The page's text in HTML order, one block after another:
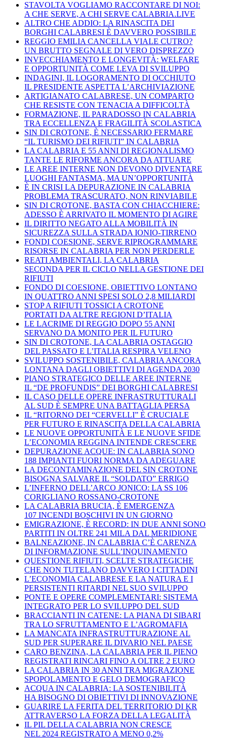
STAVOLTA VOGLIAMO RACCONTARE DI NOI:
A CHE SERVE, A CHI SERVE CALABRIA.LIVE
ALTRO CHE ADDIO: LA RINASCITA DEI
BORGHI CALABRESI È DAVVERO POSSIBILE
REGGIO EMILIA CANCELLA VIALE CUTRO?
UN BRUTTO SEGNALE DI VERO DISPREZZO
INVECCHIAMENTO E LONGEVITÀ: WELFARE
E OPPORTUNITÀ COME LEVA DI SVILUPPO
INDAGINI, IL LOGORAMENTO DI OCCHIUTO
IL PRESIDENTE ASPETTA L’ARCHIVIAZIONE
ARTIGIANATO CALABRESE, UN COMPARTO
CHE RESISTE CON TENACIA A DIFFICOLTÀ
FORMAZIONE, IL PARADOSSO IN CALABRIA
TRA ECCELLENZA E FRAGILITÀ SCOLASTICA
SIN DI CROTONE, È NECESSARIO FERMARE
“IL TURISMO DEI RIFIUTI” IN CALABRIA
LA CALABRIA E 55 ANNI DI REGIONALISMO
TANTE LE RIFORME ANCORA DA ATTUARE
LE AREE INTERNE NON DEVONO DIVENTARE
LUOGHI FANTASMA, MA UN’OPPORTUNITÀ
È IN CRISI LA DEPURAZIONE IN CALABRIA
PROBLEMA TRASCURATO, NON RINVIABILE
SIN DI CROTONE, BASTA CON CHIACCHIERE:
ADESSO È ARRIVATO IL MOMENTO DI AGIRE
IL DIRITTO NEGATO ALLA MOBILITÀ IN
SICUREZZA SULLA STRADA IONIO-TIRRENO
FONDI COESIONE, SERVE RIPROGRAMMARE
RISORSE IN CALABRIA PER NON PERDERLE
REATI AMBIENTALI, LA CALABRIA
SECONDA PER IL CICLO NELLA GESTIONE DEI
RIFIUTI
FONDO DI COESIONE, OBIETTIVO LONTANO
IN QUATTRO ANNI SPESI SOLO 2,8 MILIARDI
STOP A RIFIUTI TOSSICI A CROTONE
PORTATI DA ALTRE REGIONI D’ITALIA
LE LACRIME DI REGGIO DOPO 55 ANNI
SERVANO DA MONITO PER IL FUTURO
SIN DI CROTONE, LA CALABRIA OSTAGGIO
DEL PASSATO E L’ITALIA RESPIRA VELENO
SVILUPPO SOSTENIBILE, CALABRIA ANCORA
LONTANA DAGLI OBIETTIVI DI AGENDA 2030
PIANO STRATEGICO DELLE AREE INTERNE
IL “DE PROFUNDIS” DEI BORGHI CALABRESI
IL CASO DELLE OPERE INFRASTRUTTURALI
AL SUD È SEMPRE UNA BATTAGLIA PERSA
IL “RITORNO DEI “CERVELLI” È CRUCIALE
PER FUTURO E RINASCITA DELLA CALABRIA
LE NUOVE OPPORTUNITÀ E LE NUOVE SFIDE
L’ECONOMIA REGGINA INTENDE CRESCERE
DEPURAZIONE ACQUE: IN CALABRIA SONO
188 IMPIANTI FUORI NORMA DA ADEGUARE
LA DECONTAMINAZIONE DEL SIN CROTONE
BISOGNA SALVARE IL “SOLDATO” ERRIGO
L’INFERNO DELL’ARCO JONICO: LA SS 106
CORIGLIANO ROSSANO-CROTONE
LA CALABRIA BRUCIA, È EMERGENZA
107 INCENDI BOSCHIVI IN UN GIORNO
EMIGRAZIONE, È RECORD: IN DUE ANNI SONO
PARTITI IN OLTRE 241 MILA DAL MERIDIONE
BALNEAZIONE, IN CALABRIA C’È CARENZA
DI INFORMAZIONE SULL’INQUINAMENTO
QUESTIONE RIFIUTI, SCELTE STRATEGICHE
CHE NON TUTELANO DAVVERO I CITTADINI
L’ECONOMIA CALABRESE E LA NATURA E I
PERSISTENTI RITARDI NEL SUO SVILUPPO
PONTE E OPERE COMPLEMENTARI: SISTEMA
INTEGRATO PER LO SVILUPPO DEL SUD
BRACCIANTI IN CATENE: LA PIANA DI SIBARI
TRA LO SFRUTTAMENTO E L’AGROMAFIA
LA MANCATA INFRASTRUTTURAZIONE AL
SUD PER SUPERARE IL DIVARIO NEL PAESE
CARO BENZINA, LA CALABRIA PER IL PIENO
REGISTRATI RINCARI FINO A OLTRE 2 EURO
LA CALABRIA IN 30 ANNI TRA MIGRAZIONE
SPOPOLAMENTO E GELO DEMOGRAFICO
ACQUA IN CALABRIA: LA SOSTENIBILITÀ
HA BISOGNO DI OBIETTIVI DI INNOVAZIONE
GUARIRE LA FERITA DEL TERRITORIO DI KR
ATTRAVERSO LA FORZA DELLA LEGALITÀ
IL PIL DELLA CALABRIA NON CRESCE
NEL 2024 REGISTRATO A MENO 0,2%